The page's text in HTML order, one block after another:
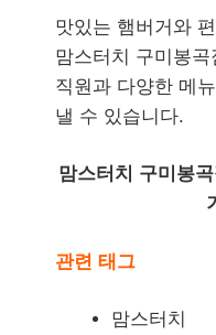
맛있는 햄버거와
맘스터치 구미봉
직원과 다양한 메
낼 수 있습니다.
맘스터치 구미봉
관련 태그
맘스터치